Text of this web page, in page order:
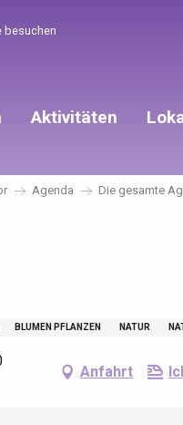
besuchen
Aktivitäten
Agenda Die gesamte
BLUMEN PFLANZEN NATUR
Anfahrt